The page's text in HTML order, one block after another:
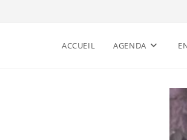
ACCUEIL AGENDA